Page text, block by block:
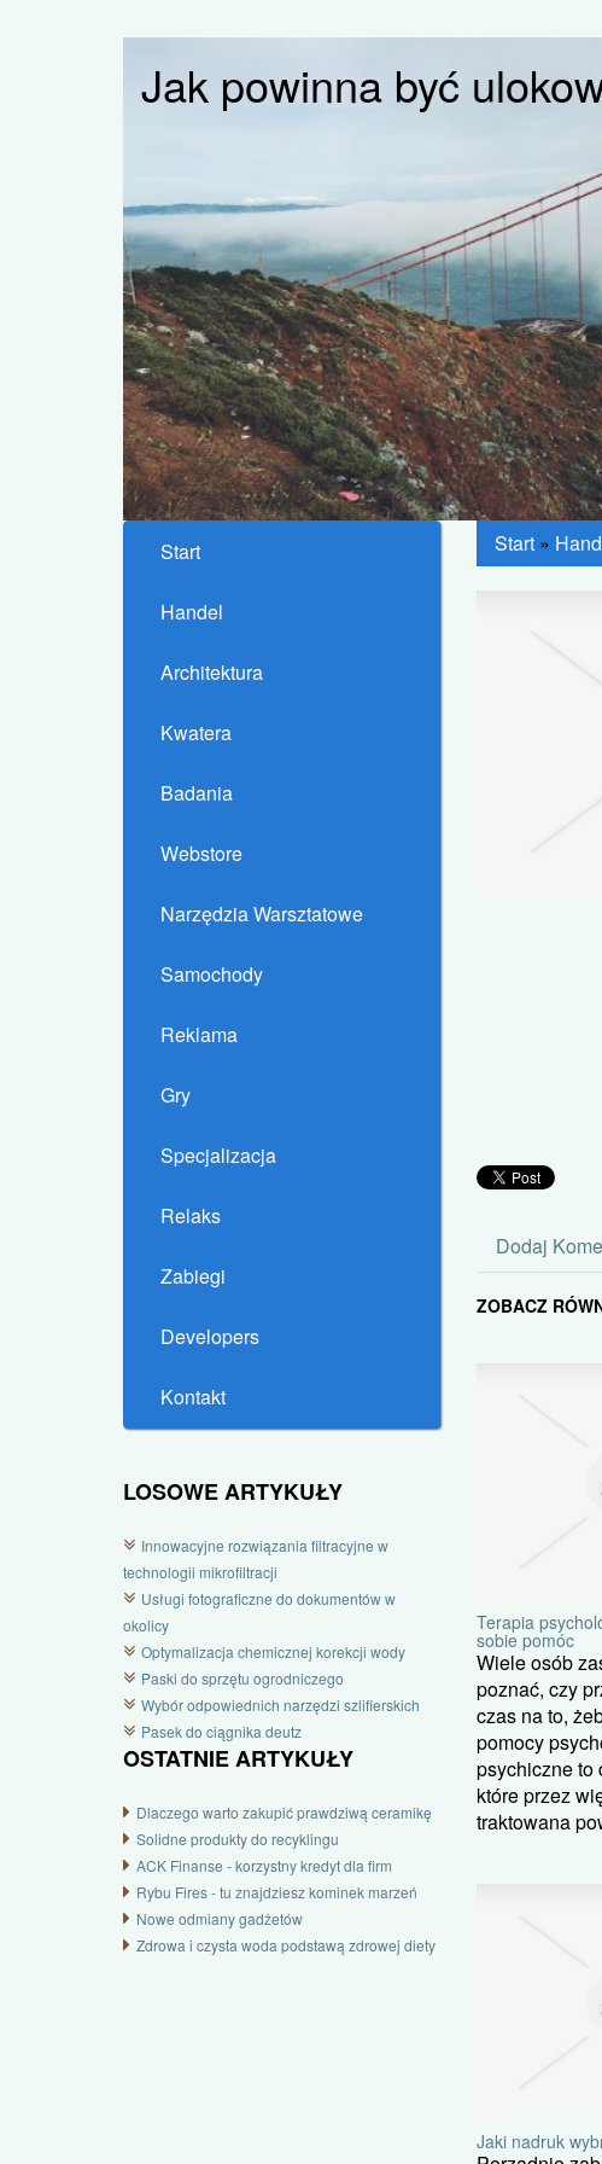
Jak powinna być
Start
Handel
Architektura
Kwatera
Badania
Webstore
Narzędzia Warsztatowe
Samochody
Reklama
Gry
Specjalizacja
Relaks
Zabiegi
Developers
Kontakt
LOSOWE ARTYKUŁY
Innowacyjne rozwiązania filtracyjne w
technologii mikrofiltracji
Usługi fotograficzne do dokumentów w
okolicy
Optymalizacja chemicznej korekcji wody
Paski do sprzętu ogrodniczego
Wybór odpowiednich narzędzi szlifierskich
Pasek do ciągnika deutz
OSTATNIE ARTYKUŁY
Dlaczego warto zakupić prawdziwą ceramikę
Solidne produkty do recyklingu
ACK Finanse - korzystny kredyt dla firm
Rybu Fires - tu znajdziesz kominek marzeń
Nowe odmiany gadżetów
Zdrowa i czysta woda podstawą zdrowej diety
Start»
Dodaj
ZOBACZ
Terapia
sobie pomóc
Wiele osób
poznać, czy
czas na to,
pomocy
psychiczne to
które przez
traktowana
Jaki nadruk